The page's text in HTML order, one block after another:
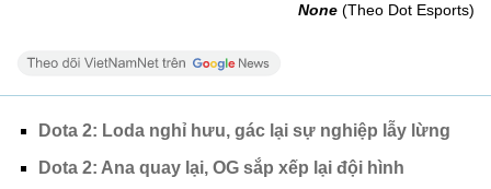
None (Theo Dot Esports)
Dota 2: Loda nghỉ hưu, gác lại sự nghiệp lẫy lừng
Dota 2: Ana quay lại, OG sắp xếp lại đội hình